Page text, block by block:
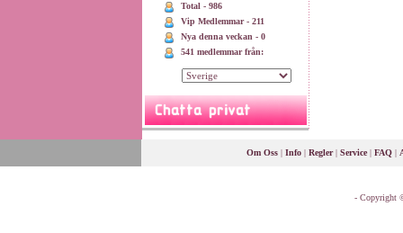
Total - 986
Vip Medlemmar - 211
Nya denna veckan - 0
541 medlemmar från:
Om Oss| Info| Regler| Service| FAQ|
- Copyright